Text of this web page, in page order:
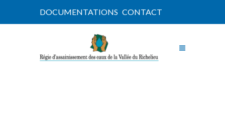
DOCUMENTATIONS CONTACT